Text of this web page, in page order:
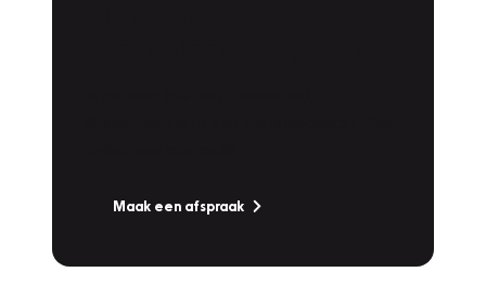
Maak een afspraak